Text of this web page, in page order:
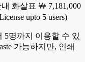
￦ 7,181,000
upto 5 users)
5명까지 이용할 수 있
가능하지만, 인쇄